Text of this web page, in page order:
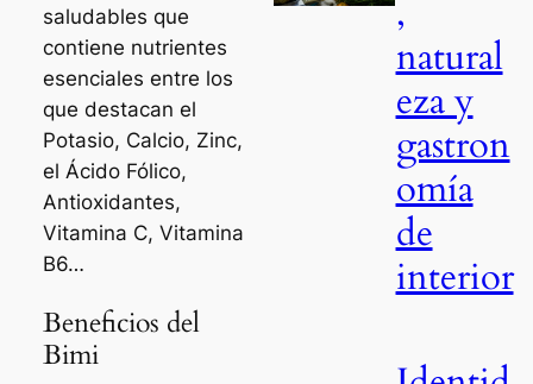
saludables que
contiene nutrientes
esenciales entre los
que destacan el
Potasio, Calcio, Zinc,
el Ácido Fólico,
Antioxidantes,
Vitamina C, Vitamina
B6…
Beneficios del
Bimi
,
natural
eza y
gastron
omía
de
interior